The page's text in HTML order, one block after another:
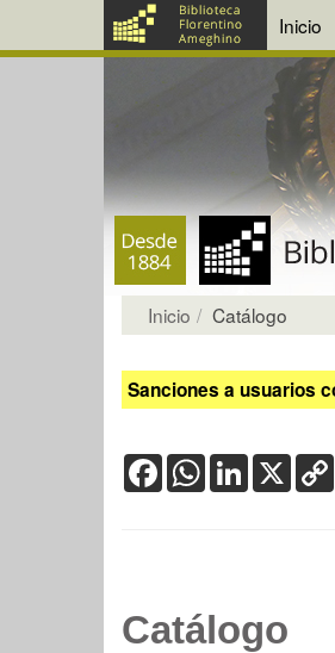
Inicio
Inicio Catálogo
Sanciones a usuarios
FacebookWhatsApp
LinkedIn
X
Catálogo